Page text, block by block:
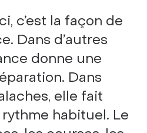
c’est la façon de
Dans d’autres
donne une
Dans
elle fait
habituel. Le